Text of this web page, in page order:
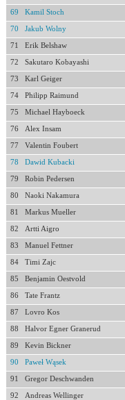
69 Kamil Stoch
70 Jakub Wolny
71 Erik Belshaw
72 Sakutaro Kobayashi
73 Karl Geiger
74 Philipp Raimund
75 Michael Hayboeck
76 Alex Insam
77 Valentin Foubert
78 Dawid Kubacki
79 Robin Pedersen
80 Naoki Nakamura
81 Markus Mueller
82 Artti Aigro
83 Manuel Fettner
84 Timi Zajc
85 Benjamin Oestvold
86 Tate Frantz
87 Lovro Kos
88 Halvor Egner Granerud
89 Kevin Bickner
90 Paweł Wąsek
91 Gregor Deschwanden
92 Andreas Wellinger